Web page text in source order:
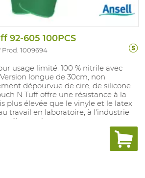
92-605 100PCS
Prod. 1009694
usage limité. 100 % nitrile avec
longue de 30cm, non
dépourvue de cire, de silicone
N Tuff offre une résistance à la
plus élevée que le vinyle et le latex
travail en laboratoire, à l'industrie
électronique et aux travaux
Coloris: vert. Tailles: 6,5 - 7/7,5
0,12 mm. Conformité:
ISO 374-1:2016 Type B: JKPT, EN ISO